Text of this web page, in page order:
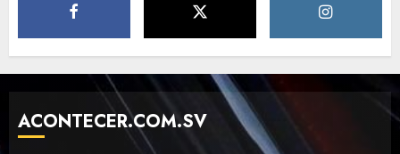
Need to Know About the
Classic Cars in a Retro
Movie?
MAYO 14, 2024 801
ACONTECER.COM.SV